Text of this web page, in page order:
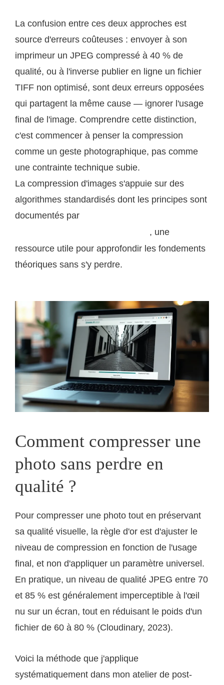
La confusion entre ces deux approches est
source d'erreurs coûteuses : envoyer à son
imprimeur un JPEG compressé à 40 % de
qualité, ou à l'inverse publier en ligne un fichier
TIFF non optimisé, sont deux erreurs opposées
qui partagent la même cause — ignorer l'usage
final de l'image. Comprendre cette distinction,
c'est commencer à penser la compression
comme un geste photographique, pas comme
une contrainte technique subie.
La compression d'images s'appuie sur des
algorithmes standardisés dont les principes sont
documentés par
, une
ressource utile pour approfondir les fondements
théoriques sans s'y perdre.
Comment compresser une
photo sans perdre en
qualité ?
Pour compresser une photo tout en préservant
sa qualité visuelle, la règle d'or est d'ajuster le
niveau de compression en fonction de l'usage
final, et non d'appliquer un paramètre universel.
En pratique, un niveau de qualité JPEG entre 70
et 85 % est généralement imperceptible à l'œil
nu sur un écran, tout en réduisant le poids d'un
fichier de 60 à 80 % (Cloudinary, 2023).
Voici la méthode que j'applique
systématiquement dans mon atelier de post-